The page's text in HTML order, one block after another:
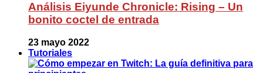
Análisis Eiyunde Chronicle: Rising – Un
bonito coctel de entrada
23 mayo 2022
Tutoriales